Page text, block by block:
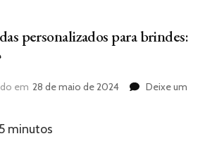
personalizados para brindes:
em 28 de maio de 2024
Deixe um
5 minutos